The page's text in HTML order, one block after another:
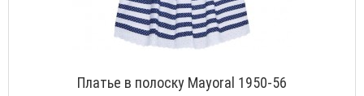
Платье в полоску Mayoral 1950-56